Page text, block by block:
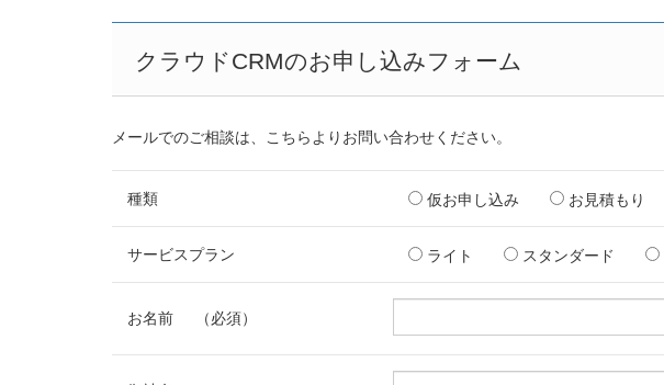
クラウドCRMのお申し込みフォーム
メールでのご相談は、こちらよりお問い合わせください。
種類 仮お申し込み お見積もり
サービスプラン ライト スタンダード
お名前 （必須）